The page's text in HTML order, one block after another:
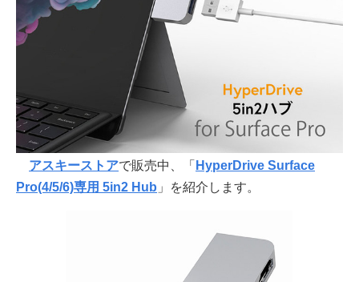
アスキーストアで販売中、「 HyperDrive Surface
Pro(4/5/6)専用 5in2 Hub 」を紹介します。